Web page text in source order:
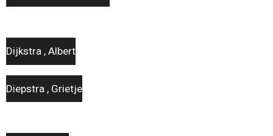
Dijkstra , Albert
Diepstra , Grietje